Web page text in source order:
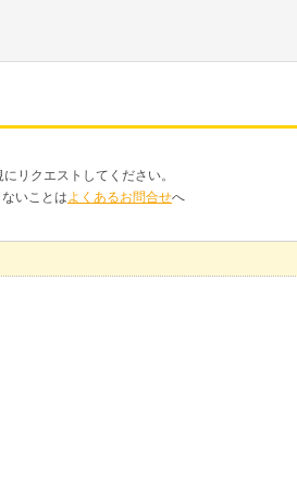
リクエストしてください。
いことはよくあるお問合せへ